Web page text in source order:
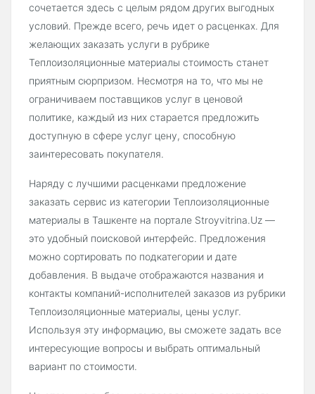
сочетается здесь с целым рядом других выгодных
условий. Прежде всего, речь идет о расценках. Для
желающих заказать услуги в рубрике
Теплоизоляционные материалы стоимость станет
приятным сюрпризом. Несмотря на то, что мы не
ограничиваем поставщиков услуг в ценовой
политике, каждый из них старается предложить
доступную в сфере услуг цену, способную
заинтересовать покупателя.
Наряду с лучшими расценками предложение
заказать сервис из категории Теплоизоляционные
материалы в Ташкенте на портале Stroyvitrina.Uz —
это удобный поисковой интерфейс. Предложения
можно сортировать по подкатегории и дате
добавления. В выдаче отображаются названия и
контакты компаний-исполнителей заказов из рубрики
Теплоизоляционные материалы, цены услуг.
Используя эту информацию, вы сможете задать все
интересующие вопросы и выбрать оптимальный
вариант по стоимости.